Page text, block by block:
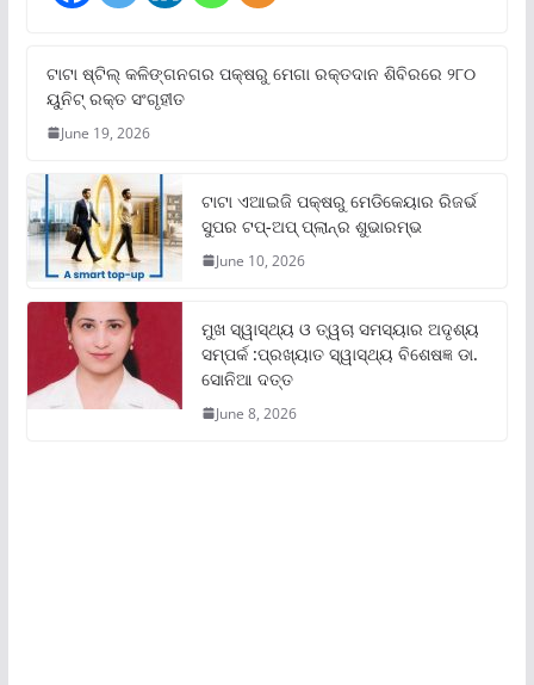
ଟାଟା ଷ୍ଟିଲ୍‌ କଳିଙ୍ଗନଗର ପକ୍ଷରୁ ମେଗା ରକ୍ତଦାନ ଶିବିରରେ ୨୮୦
ୟୁନିଟ୍‌ ରକ୍ତ ସଂଗୃହୀତ
June 19, 2026
ଟାଟା ଏଆଇଜି ପକ୍ଷରୁ ମେଡିକେୟାର ରିଜର୍ଭ
ସୁପର ଟପ୍‌-ଅପ୍ ପ୍ଲାନ୍‌ର ଶୁଭାରମ୍ଭ
June 10, 2026
ମୁଖ ସ୍ୱାସ୍ଥ୍ୟ ଓ ତ୍ୱଚା ସମସ୍ୟାର ଅଦୃଶ୍ୟ
ସମ୍ପର୍କ :ପ୍ରଖ୍ୟାତ ସ୍ୱାସ୍ଥ୍ୟ ବିଶେଷଜ୍ଞ ଡା.
ସୋନିଆ ଦତ୍ତ
June 8, 2026